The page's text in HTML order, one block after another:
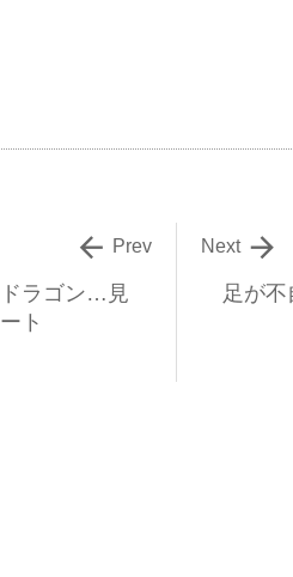
足が不

Next
ラゴン…見
ト
 Prev